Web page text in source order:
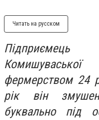
Читать на русском
фермерством 24
рік він
буквально під